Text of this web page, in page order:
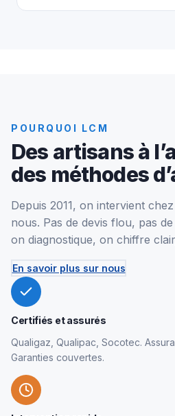
POURQUOI LCM
Des artisans à
des méthodes
Depuis 2011, on intervient
nous. Pas de devis flou, pas
on diagnostique, on chiffre
En savoir plus sur nous
Certifiés et assurés
Qualigaz, Qualipac, Socotec.
Garanties couvertes.